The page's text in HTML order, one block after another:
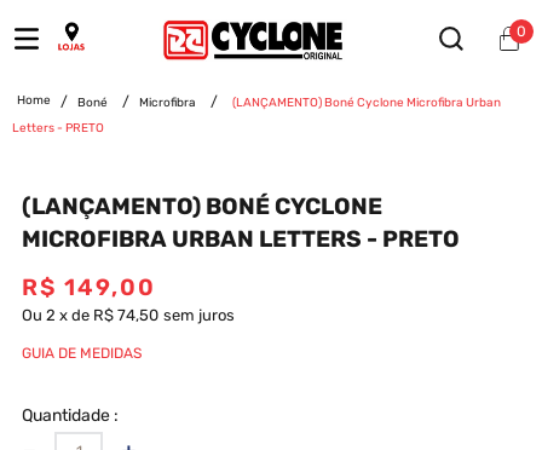
0
Boné Microfibra
(LANÇAMENTO) Boné Cyclone Microfibra Urban
Letters - PRETO
(LANÇAMENTO) BONÉ CYCLONE
MICROFIBRA URBAN LETTERS - PRETO
R$ 149,00
Ou 2 x de R$ 74,50 sem juros
GUIA DE MEDIDAS
Quantidade